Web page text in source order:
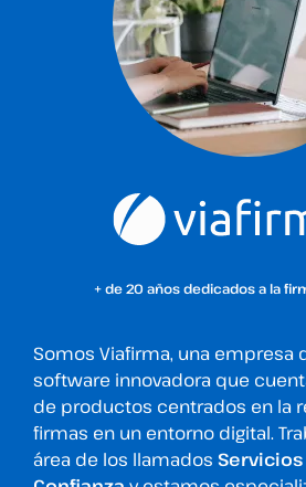
+ de 20 años dedicados a la
Somos Viafirma, una empresa
software innovadora que
de productos centrados en la
firmas en un entorno digital.
área de los llamados